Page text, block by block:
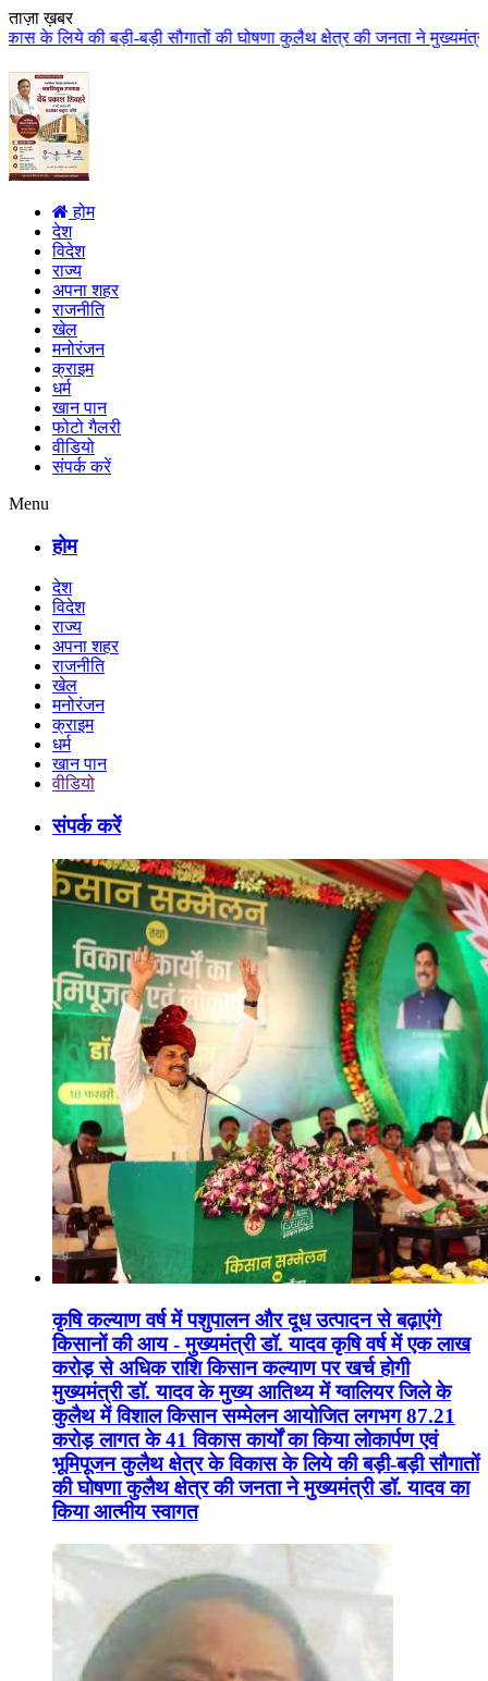
ताज़ा ख़बर
की घोषणा कुलैथ क्षेत्र की जनता ने मुख्यमंत्री डॉ. यादव का किया
होम
देश
विदेश
राज्य
अपना शहर
राजनीति
खेल
मनोरंजन
क्राइम
धर्म
खान पान
फोटो गैलरी
वीडियो
संपर्क करें
Menu
होम
देश
विदेश
राज्य
अपना शहर
राजनीति
खेल
मनोरंजन
क्राइम
धर्म
खान पान
वीडियो
संपर्क करें
कृषि कल्याण वर्ष में पशुपालन और दूध उत्पादन से बढ़ाएंगे
किसानों की आय - मुख्यमंत्री डॉ. यादव कृषि वर्ष में एक लाख
करोड़ से अधिक राशि किसान कल्याण पर खर्च होगी
मुख्यमंत्री डॉ. यादव के मुख्य आतिथ्य में ग्वालियर जिले के
कुलैथ में विशाल किसान सम्मेलन आयोजित लगभग 87.21
करोड़ लागत के 41 विकास कार्यों का किया लोकार्पण एवं
भूमिपूजन कुलैथ क्षेत्र के विकास के लिये की बड़ी-बड़ी सौगातों
की घोषणा कुलैथ क्षेत्र की जनता ने मुख्यमंत्री डॉ. यादव का
किया आत्मीय स्वागत